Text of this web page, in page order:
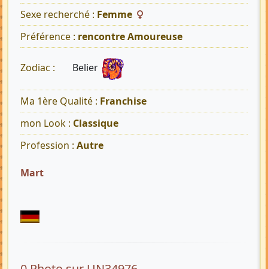
Sexe recherché : Femme
Préférence : rencontre Amoureuse
Zodiac : Belier
Ma 1ère Qualité : Franchise
mon Look : Classique
Profession : Autre
Mart